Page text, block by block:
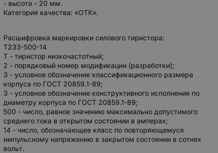
- высота - 20 мм.
Категория качества: «ОТК».
Расшифровка маркировки силового тиристора:
Т233-500-14
Т - тиристор низкочастотный;
2 - порядковый номер модификации (разработки);
3 - условное обозначение классификационного размера
корпуса по ГОСТ 20859.1-89;
3 - условное обозначение конструктивного исполнения по
диаметру корпуса по ГОСТ 20859.1-89;
500 - число, равное значению максимально допустимого
среднего тока в открытом состоянии в амперах;
14 - число, обозначающее класс по повторяющемуся
импульсному напряжению в закрытом состоянии в сотнях
вольт.